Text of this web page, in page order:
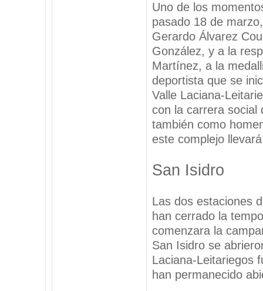
Uno de los
pasado 18 de
Gerardo Álvarez
González, y a la
Martínez, a la
deportista que se
Valle Laciana-
con la carrera social
también como
este complejo
San Isidro
Las dos estaciones
han cerrado la
comenzara la
San Isidro se
Laciana-Leitariegos
han permanecido